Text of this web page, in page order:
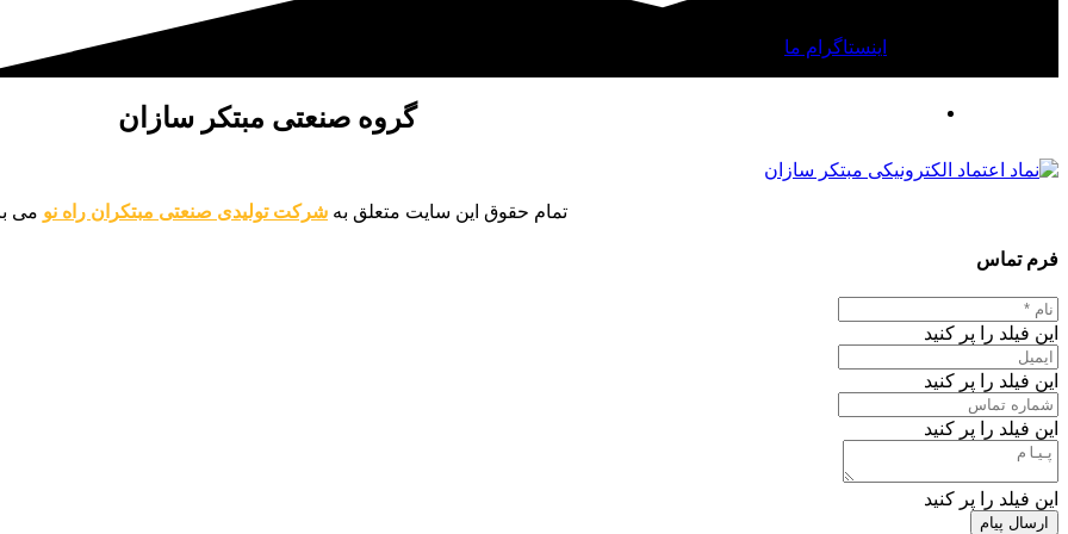
اینستاگرام ما
گروه صنعتی مبتکر سازان
تمام حقوق این سایت متعلق به شرکت تولیدی صنعتی مبتکران راه نو می
فرم تماس
این فیلد را پر کنید
این فیلد را پر کنید
این فیلد را پر کنید
این فیلد را پر کنید
ارسال پیام